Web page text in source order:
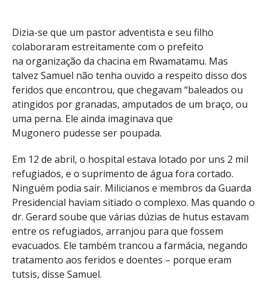
Dizia-se que um pastor adventista e seu filho
colaboraram estreitamente com o prefeito
na organização da chacina em Rwamatamu. Mas
talvez Samuel não tenha ouvido a respeito disso dos
feridos que encontrou, que chegavam “baleados ou
atingidos por granadas, amputados de um braço, ou
uma perna. Ele ainda imaginava que
Mugonero pudesse ser poupada.
Em 12 de abril, o hospital estava lotado por uns 2 mil
refugiados, e o suprimento de água fora cortado.
Ninguém podia sair. Milicianos e membros da Guarda
Presidencial haviam sitiado o complexo. Mas quando o
dr. Gerard soube que várias dúzias de hutus estavam
entre os refugiados, arranjou para que fossem
evacuados. Ele também trancou a farmácia, negando
tratamento aos feridos e doentes – porque eram
tutsis, disse Samuel.